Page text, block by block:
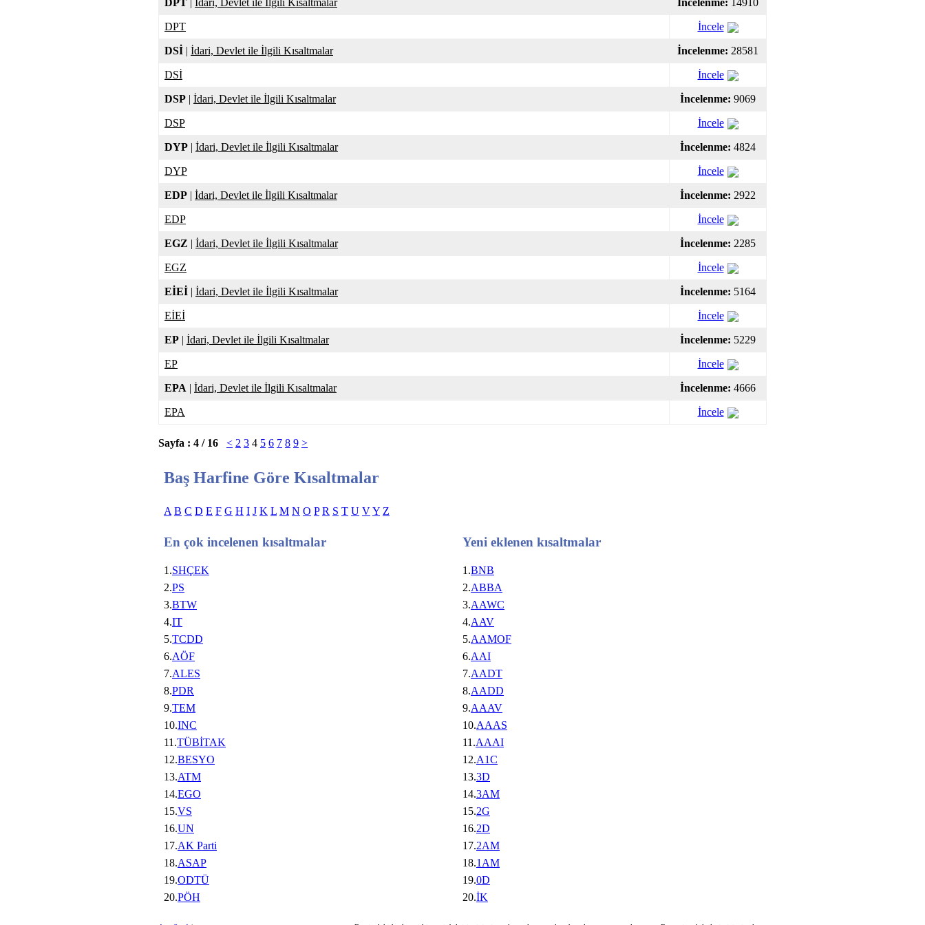
DPT | İdari, Devlet ile İlgili Kısaltmalar İncelenme: 14910
DPT İncele
DSİ | İdari, Devlet ile İlgili Kısaltmalar İncelenme: 28581
DSİ İncele
DSP | İdari, Devlet ile İlgili Kısaltmalar İncelenme: 9069
DSP İncele
DYP | İdari, Devlet ile İlgili Kısaltmalar İncelenme: 4824
DYP İncele
EDP | İdari, Devlet ile İlgili Kısaltmalar İncelenme: 2922
EDP İncele
EGZ | İdari, Devlet ile İlgili Kısaltmalar İncelenme: 2285
EGZ İncele
EİEİ | İdari, Devlet ile İlgili Kısaltmalar İncelenme: 5164
EİEİ İncele
EP | İdari, Devlet ile İlgili Kısaltmalar İncelenme: 5229
EP İncele
EPA | İdari, Devlet ile İlgili Kısaltmalar İncelenme: 4666
EPA İncele
Sayfa : 4 / 16 < 2 3 4 5 6 7 8 9 >
Baş Harfine Göre Kısaltmalar
A B C D E F G H I J K L M N O P R S T U VY Z
En çok incelenen kısaltmalar
1.SHÇEK
2.PS
3.BTW
4.IT
5.TCDD
6.AÖF
7.ALES
8.PDR
9.TEM
10.INC
11.TÜBİTAK
12.BESYO
13.ATM
14.EGO
15.VS
16.UN
17.AK Parti
18.ASAP
19.ODTÜ
20.PÖH
Yeni eklenen kısaltmalar
1.BNB
2.ABBA
3.AAWC
4.AAV
5.AAMOF
6.AAI
7.AADT
8.AADD
9.AAAV
10.AAAS
11.AAAI
12.A1C
13.3D
14.3AM
15.2G
16.2D
17.2AM
18.1AM
19.0D
20.İK